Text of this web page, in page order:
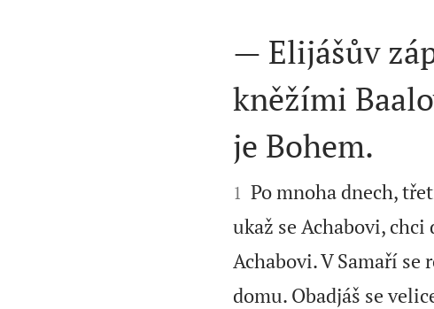

— Elijášův
kněžími
je Bohem.

1 Po mnoha dnech,
ukaž se Achabovi, chci
Achabovi. V Samaří se
domu. Obadjáš se